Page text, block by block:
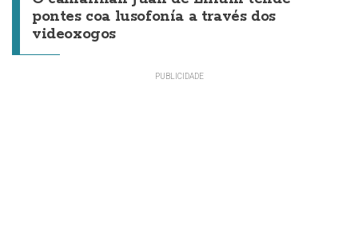
pontes coa lusofonía a través dos
videoxogos